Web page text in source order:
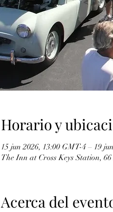
Horario y
15 jun 2026, 13:00 GMT-4 – 19
The Inn at Cross Keys Station,
Acerca del